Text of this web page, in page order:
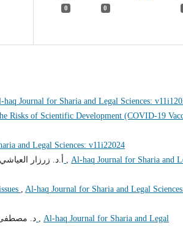
0 0
haq Journal for Sharia and Legal Sciences:
Risks of Scientific Development (COVID-19
and Legal Sciences: v11i22024
أ.د. زرزار
Al-haq Journal for Sharia and
Al-haq Journal for Sharia and Legal
د. مصطفى
Al-haq Journal for Sharia and Legal